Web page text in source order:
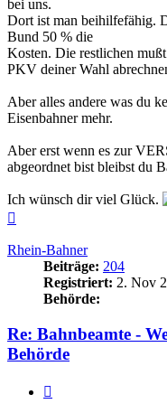
bei uns.
Dort ist man beihilfefähig.
Bund 50 % die
Kosten. Die restlichen
PKV deiner Wahl
Aber alles andere was du
Eisenbahner mehr.
Aber erst wenn es zur
abgeordnet bist bleibst du
Ich wünsch dir viel Glück.
Rhein-Bahner
Beiträge: 204
Registriert: 2. Nov
Behörde:
Re: Bahnbeamte -
Behörde